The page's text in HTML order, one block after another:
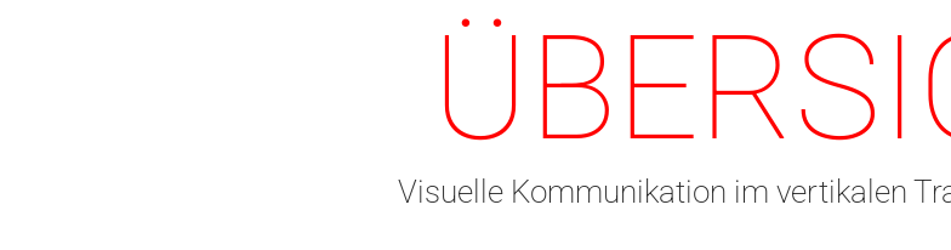
Visuelle Kommunikation im vertikalen